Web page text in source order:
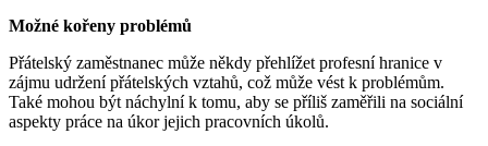
Možné kořeny problémů
Přátelský zaměstnanec může někdy přehlížet profesní hranice v
zájmu udržení přátelských vztahů, což může vést k problémům.
Také mohou být náchylní k tomu, aby se příliš zaměřili na sociální
aspekty práce na úkor jejich pracovních úkolů.